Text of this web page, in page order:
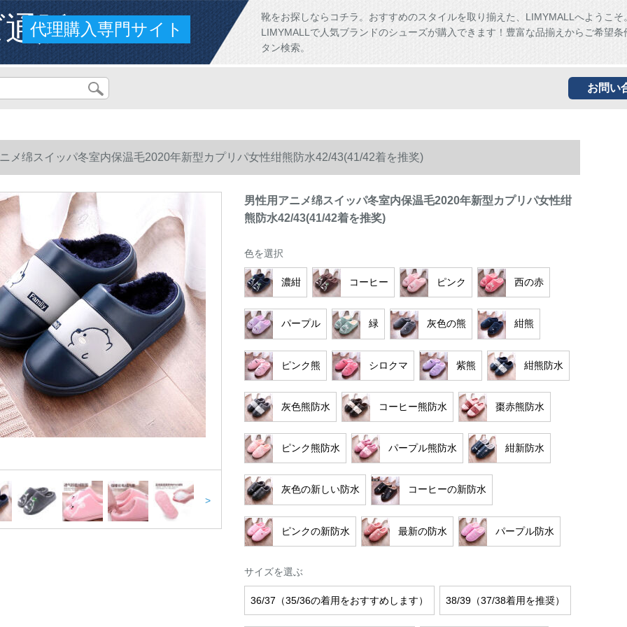
販
代理購入専門サイト
靴をお探しならコチラ。おすすめのスタイルを取り揃えた、LIMYMALLへようこそ
LIMYMALLで人気ブランドのシューズが購入できます！豊富な品揃えからご希望条
タン検索。
お問い
メ绵スイッパ冬室内保温毛2020年新型カプリパ女性绀熊防水42/43(41/42着を推奖)
>
男性用アニメ绵スイッパ冬室内保温毛2020年新型カプリパ女性绀
熊防水42/43(41/42着を推奖)
色を選択
濃紺 コーヒー ピンク 西の赤
パープル 緑 灰色の熊 紺熊
ピンク熊 シロクマ 紫熊 紺熊防水
灰色熊防水 コーヒー熊防水 棗赤熊防水
ピンク熊防水 パープル熊防水 紺新防水
灰色の新しい防水 コーヒーの新防水
ピンクの新防水 最新の防水 パープル防水
サイズを選ぶ
36/37（35/36の着用をおすすめします） 38/39（37/38着用を推奨）